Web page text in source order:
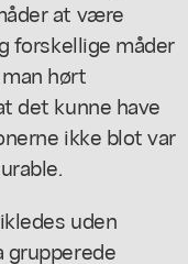
at være
forskellige måder
hørt
det kunne have
ikke blot var
uden
grupperede